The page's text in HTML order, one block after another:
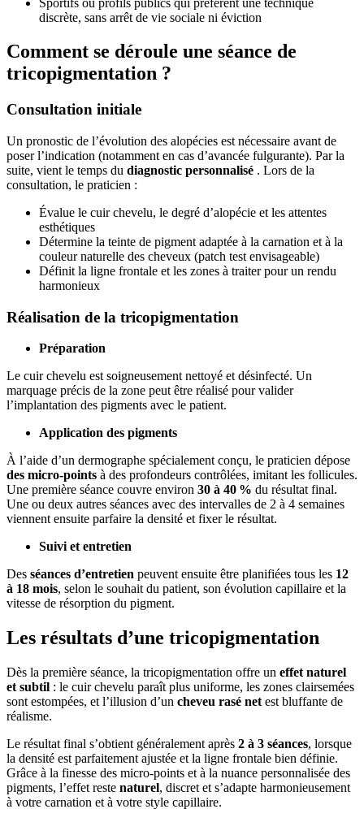
discrète, sans arrêt de vie sociale ni éviction
Comment se déroule une séance de
tricopigmentation ?
Consultation initiale
Un pronostic de l’évolution des alopécies est nécessaire avant de
poser l’indication (notamment en cas d’avancée fulgurante). Par la
suite, vient le temps du diagnostic personnalisé . Lors de la
consultation, le praticien :
Évalue le cuir chevelu, le degré d’alopécie et les attentes
esthétiques
Détermine la teinte de pigment adaptée à la carnation et à la
couleur naturelle des cheveux (patch test envisageable)
Définit la ligne frontale et les zones à traiter pour un rendu
harmonieux
Réalisation de la tricopigmentation
Préparation
Le cuir chevelu est soigneusement nettoyé et désinfecté. Un
marquage précis de la zone peut être réalisé pour valider
l’implantation des pigments avec le patient.
Application des pigments
À l’aide d’un dermographe spécialement conçu, le praticien dépose
des micro-points à des profondeurs contrôlées, imitant les follicules.
Une première séance couvre environ 30 à 40 % du résultat final.
Une ou deux autres séances avec des intervalles de 2 à 4 semaines
viennent ensuite parfaire la densité et fixer le résultat.
Suivi et entretien
Des séances d’entretien peuvent ensuite être planifiées tous les 12
à 18 mois, selon le souhait du patient, son évolution capillaire et la
vitesse de résorption du pigment.
Les résultats d’une tricopigmentation
Dès la première séance, la tricopigmentation offre un effet naturel
et subtil : le cuir chevelu paraît plus uniforme, les zones clairsemées
sont estompées, et l’illusion d’un cheveu rasé net est bluffante de
réalisme.
Le résultat final s’obtient généralement après 2 à 3 séances, lorsque
la densité est parfaitement ajustée et la ligne frontale bien définie.
Grâce à la finesse des micro-points et à la nuance personnalisée des
pigments, l’effet reste naturel, discret et s’adapte harmonieusement
à votre carnation et à votre style capillaire.